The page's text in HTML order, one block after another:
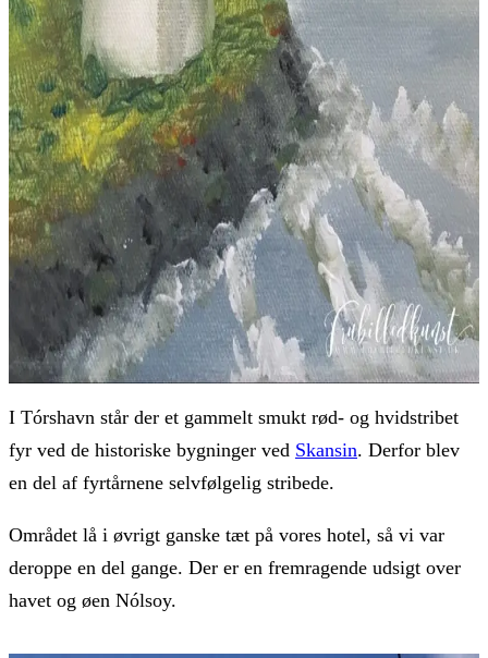
I Tórshavn står der et gammelt smukt rød- og hvidstribet
fyr ved de historiske bygninger ved Skansin. Derfor blev
en del af fyrtårnene selvfølgelig stribede.
Området lå i øvrigt ganske tæt på vores hotel, så vi var
deroppe en del gange. Der er en fremragende udsigt over
havet og øen Nólsoy.